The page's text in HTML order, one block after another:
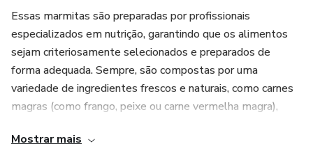
Essas marmitas são preparadas por profissionais
especializados em nutrição, garantindo que os alimentos
sejam criteriosamente selecionados e preparados de
forma adequada. Sempre, são compostas por uma
variedade de ingredientes frescos e naturais, como carnes
magras (como frango, peixe ou carne vermelha magra),
vegetal, como feijões ou tofu.
Mostrar mais